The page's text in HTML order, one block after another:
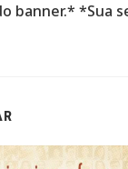
banner.* *Sua